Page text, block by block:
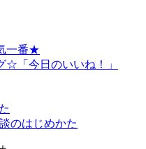
一番★
☆「今日のいいね！」
のはじめかた